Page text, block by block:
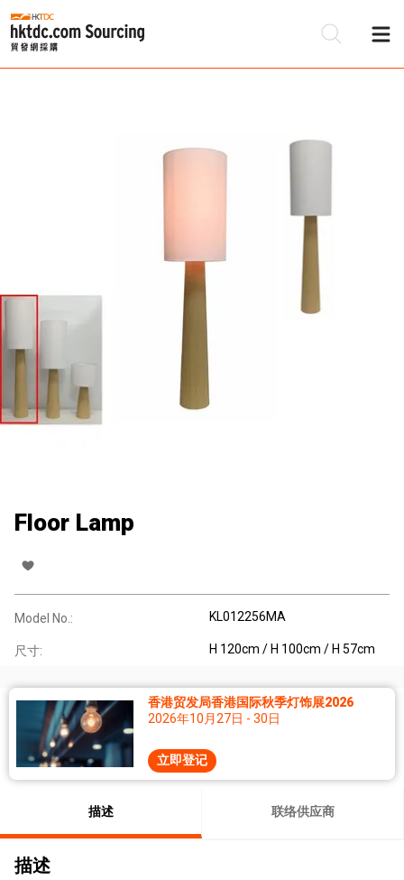
Floor Lamp
Model No.: KL012256MA
尺寸: H 120cm / H 100cm / H 57cm
香港贸发局香港国际秋季灯饰展2026
2026年10月27日 - 30日
立即登记
描述 联络供应商
描述